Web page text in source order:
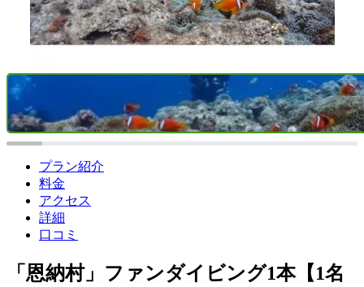
プラン紹介
料金
アクセス
詳細
口コミ
「恩納村」ファンダイビング1本【1名